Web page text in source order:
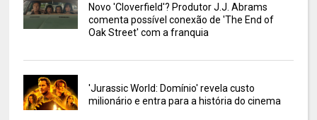
Novo 'Cloverfield'? Produtor J.J. Abrams
comenta possível conexão de 'The End of
Oak Street' com a franquia
'Jurassic World: Domínio' revela custo
milionário e entra para a história do cinema